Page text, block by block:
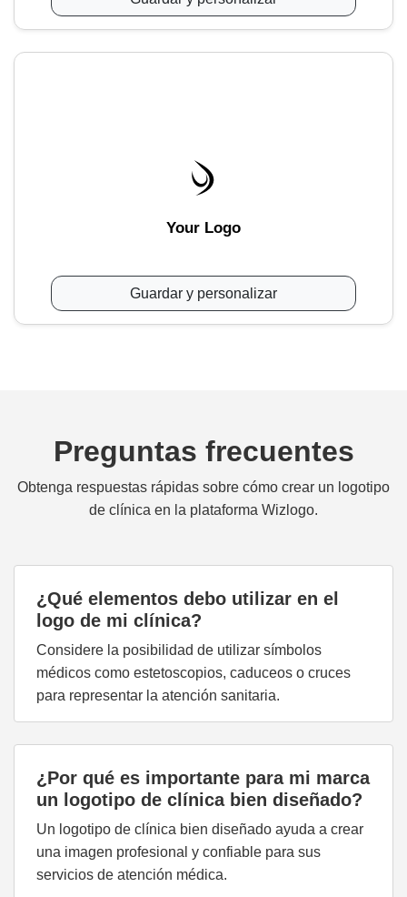
Your Logo
Guardar y personalizar
Preguntas frecuentes
Obtenga respuestas rápidas sobre cómo crear un logotipo
de clínica en la plataforma Wizlogo.
¿Qué elementos debo utilizar en el
logo de mi clínica?
Considere la posibilidad de utilizar símbolos
médicos como estetoscopios, caduceos o cruces
para representar la atención sanitaria.
¿Por qué es importante para mi marca
un logotipo de clínica bien diseñado?
Un logotipo de clínica bien diseñado ayuda a crear
una imagen profesional y confiable para sus
servicios de atención médica.